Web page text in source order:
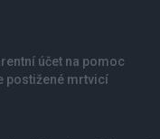
účet na pomoc
postižené mrtvicí